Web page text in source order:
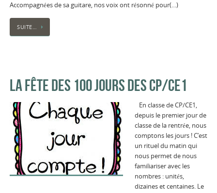
Accompagnées de sa guitare, nos voix ont résonné pour(…)
SUITE…
LA FÊTE DES 100 JOURS DES CP/CE1
En classe de CP/CE1,
depuis le premier jour de
classe de la rentrée, nous
comptons les jours ! C’est
un rituel du matin qui
nous permet de nous
familiariser avec les
nombres : unités,
dizaines et centaines. Le